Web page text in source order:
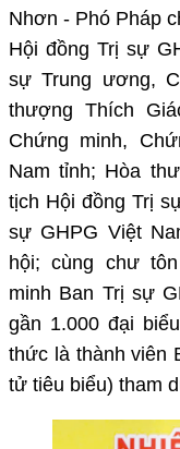
Nhơn - Phó Pháp
Hội đồng Trị sự
sự Trung ương,
thượng Thích
Chứng minh,
Nam tỉnh; Hòa
tịch Hội đồng Trị
sự GHPG Việt
hội; cùng chư
minh Ban Trị sự
gần 1.000 đại
thức là thành viên
tử tiêu biểu) tham